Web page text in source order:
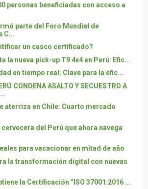
personas beneficiadas con acceso a
parte del Foro Mundial de
C...
un casco certificado?
la nueva pick-up T9 4x4 en Perú: Efic...
en tiempo real: Clave para la efic...
CONDENA ASALTO Y SECUESTRO A
aterriza en Chile: Cuarto mercado
cervecera del Perú que ahora navega
para vacacionar en mitad de año
la transformación digital con nuevas
la Certificación “ISO 37001:2016 ...